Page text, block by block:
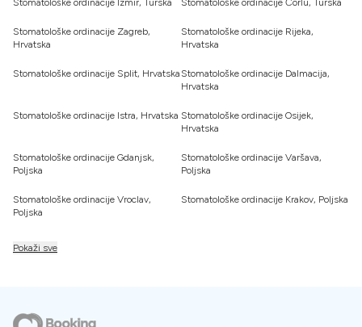
Stomatološke ordinacije Izmir, Turska Stomatološke ordinacije Ćorlu, Turska
Stomatološke ordinacije Zagreb,
Hrvatska
Stomatološke ordinacije Rijeka,
Hrvatska
Stomatološke ordinacije Split, Hrvatska Stomatološke ordinacije Dalmacija,
Hrvatska
Stomatološke ordinacije Istra, Hrvatska Stomatološke ordinacije Osijek,
Hrvatska
Stomatološke ordinacije Gdanjsk,
Poljska
Stomatološke ordinacije Varšava,
Poljska
Stomatološke ordinacije Vroclav,
Poljska
Stomatološke ordinacije Krakov, Poljska
Pokaži sve